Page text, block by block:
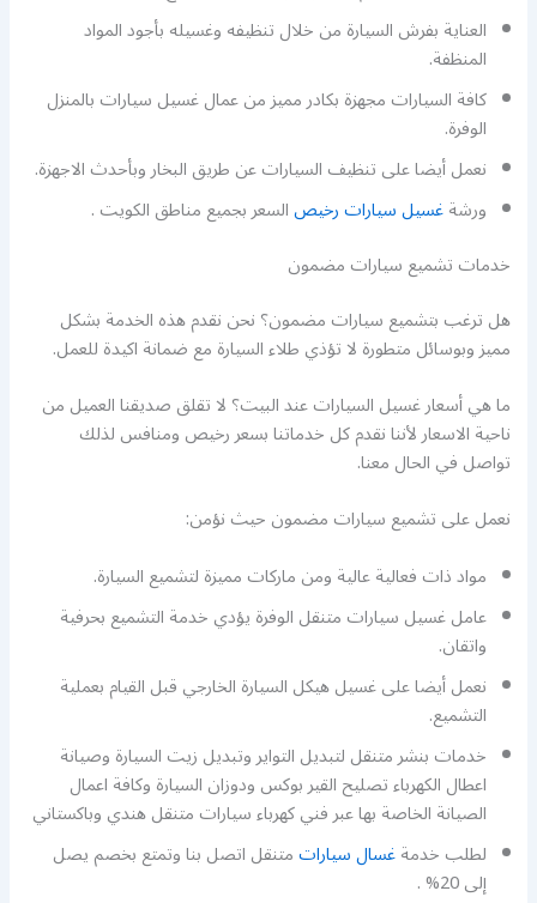
العناية بفرش السيارة من خلال تنظيفه وغسيله بأجود المواد
المنظفة.
كافة السيارات مجهزة بكادر مميز من عمال غسيل سيارات بالمنزل
الوفرة.
نعمل أيضا على تنظيف السيارات عن طريق البخار وبأحدث الاجهزة.
ورشةغسيل سيارات رخيصالسعر بجميع مناطق الكويت .
خدمات تشميع سيارات مضمون
هل ترغب بتشميع سيارات مضمون؟ نحن نقدم هذه الخدمة بشكل
مميز وبوسائل متطورة لا تؤذي طلاء السيارة مع ضمانة اكيدة للعمل.
ما هي أسعار غسيل السيارات عند البيت؟ لا تقلق صديقنا العميل من
ناحية الاسعار لأننا نقدم كل خدماتنا بسعر رخيص ومنافس لذلك
تواصل في الحال معنا.
نعمل على تشميع سيارات مضمون حيث نؤمن:
مواد ذات فعالية عالية ومن ماركات مميزة لتشميع السيارة.
عامل غسيل سيارات متنقل الوفرة يؤدي خدمة التشميع بحرفية
واتقان.
نعمل أيضا على غسيل هيكل السيارة الخارجي قبل القيام بعملية
التشميع.
خدمات بنشر متنقل لتبديل التواير وتبديل زيت السيارة وصيانة
اعطال الكهرباء تصليح القير بوكس ودوزان السيارة وكافة اعمال
الصيانة الخاصة بها عبر فني كهرباء سيارات متنقل هندي وباكستاني
لطلب خدمةغسال سياراتمتنقل اتصل بنا وتمتع بخصم يصل
إلى 20% .